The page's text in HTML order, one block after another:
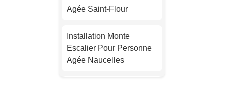
Agée Saint-Flour
Installation Monte
Escalier Pour Personne
Agée Naucelles